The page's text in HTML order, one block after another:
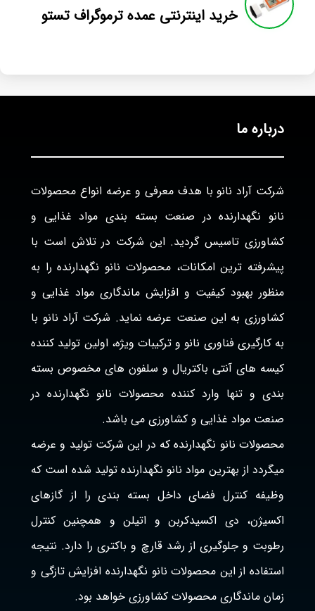
خرید اینترنتی عمده ترموگراف تستو
درباره ما
شرکت آراد نانو با هدف معرفی و عرضه انواع محصولات
نانو نگهدارنده در صنعت بسته بندی مواد غذایی و
کشاورزی تاسیس گردید. این شرکت در تلاش است با
پیشرفته ترین امکانات، محصولات نانو نگهدارنده را به
منظور بهبود کیفیت و افزایش ماندگاری مواد غذایی و
کشاورزی به این صنعت عرضه نماید. شرکت آراد نانو با
به کارگیری فناوری نانو و ترکیبات ویژه، اولین تولید کننده
کیسه های آنتی باکتریال و سلفون های مخصوص بسته
بندی و تنها وارد کننده محصولات نانو نگهدارنده در
صنعت مواد غذایی و کشاورزی می باشد.
محصولات نانو نگهدارنده که در این شرکت تولید و عرضه
میگردد از بهترین مواد نانو نگهدارنده تولید شده است که
وظیفه کنترل فضای داخل بسته بندی را از گازهای
اکسیژن، دی اکسیدکربن و اتیلن و همچنین کنترل
رطوبت و جلوگیری از رشد قارچ و باکتری را دارد. نتیجه
استفاده از این محصولات نانو نگهدارنده افزایش تازگی و
زمان ماندگاری محصولات کشاورزی خواهد بود.